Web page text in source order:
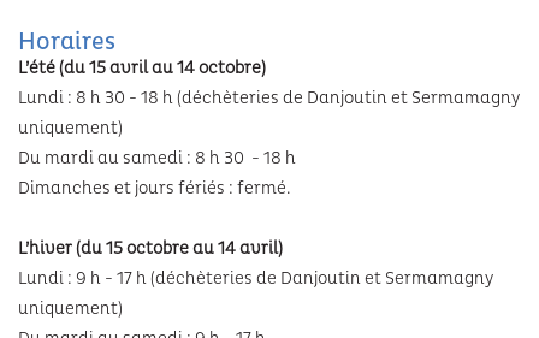
Horaires
L’été (du 15 avril au 14 octobre)
Lundi : 8 h 30 - 18 h (déchèteries de Danjoutin et Sermamagny
uniquement)
Du mardi au samedi : 8 h 30 - 18 h
Dimanches et jours fériés : fermé.
L’hiver (du 15 octobre au 14 avril)
Lundi : 9 h - 17 h (déchèteries de Danjoutin et Sermamagny
uniquement)